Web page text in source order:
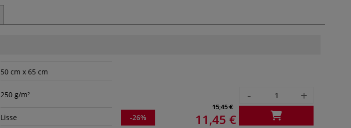
50 cm x 65 cm
250 g/m²
Lisse
15,45 €
11,45 €
-26%
- +